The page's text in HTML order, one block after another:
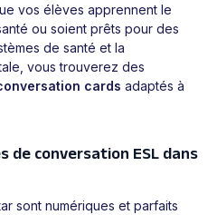
vos élèves apprennent le
ou soient prêts pour des
de santé et la
vous trouverez des
cards adaptés à
de conversation ESL dans
sont numériques et parfaits